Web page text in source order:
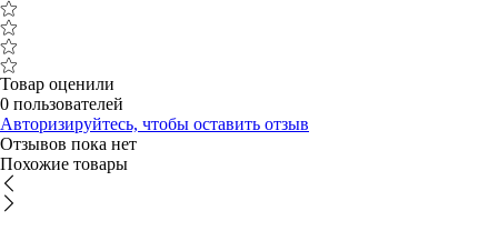
Товар оценили
0 пользователей
Авторизируйтесь, чтобы оставить отзыв
Отзывов пока нет
Похожие товары